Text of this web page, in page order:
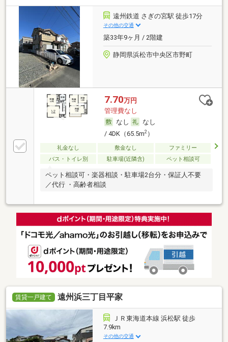
遠州鉄道 さぎの宮駅 徒歩17分
その他の交通
築33年9ヶ月 / 2階建
静岡県浜松市中央区市野町
7.70万円
管理費なし
なし
なし
/ 4DK（65.5m2）
礼金なし 敷金なし
ファミリー
バス・トイレ別
駐車場(近隣含) ペット相談可
ペット相談可・楽器相談・駐車場2台分・保証人不要
／代行 ・高齢者相談
賃貸一戸建て 遠州浜三丁目平家
ＪＲ東海道本線 浜松駅 徒歩
7.9km
その他の交通